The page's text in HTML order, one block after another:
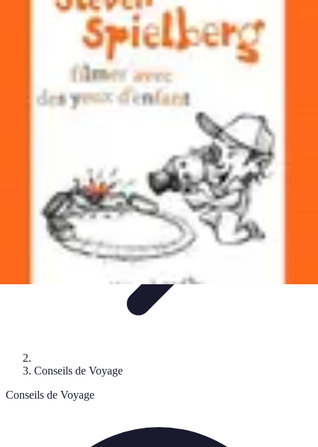
Voyage d'Aventure
Conseils pratiquesDestinationsPréparation du voyageOrganisation
Activités
Voyage d'Aventure
Conseils de Voyage
Conseils de Voyage